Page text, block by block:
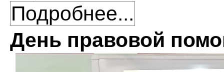
Подробнее...
День правовой